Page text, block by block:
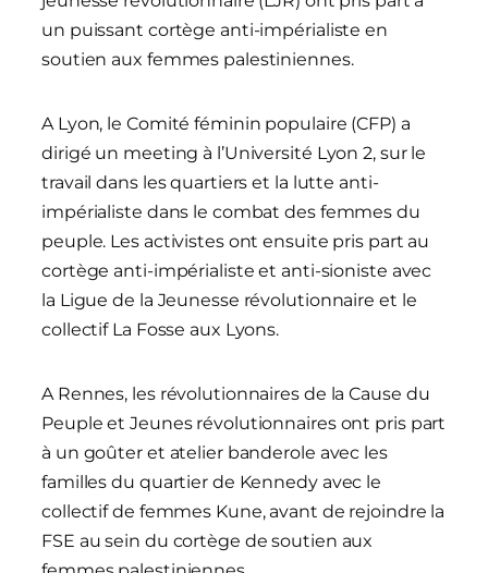
un puissant cortège anti-impérialiste en
soutien aux femmes palestiniennes.
A Lyon, le Comité féminin populaire (CFP) a
dirigé un meeting à l’Université Lyon 2, sur le
travail dans les quartiers et la lutte anti-
impérialiste dans le combat des femmes du
peuple. Les activistes ont ensuite pris part au
cortège anti-impérialiste et anti-sioniste avec
la Ligue de la Jeunesse révolutionnaire et le
collectif La Fosse aux Lyons.
A Rennes, les révolutionnaires de la Cause du
Peuple et Jeunes révolutionnaires ont pris part
à un goûter et atelier banderole avec les
familles du quartier de Kennedy avec le
collectif de femmes Kune, avant de rejoindre la
FSE au sein du cortège de soutien aux